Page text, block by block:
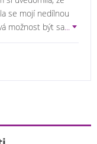
se mojí nedílnou
možnost být sa...